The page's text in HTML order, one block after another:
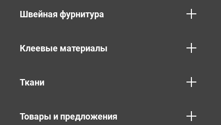
Швейная фурнитура
Клеевые материалы
Ткани
Товары и предложения